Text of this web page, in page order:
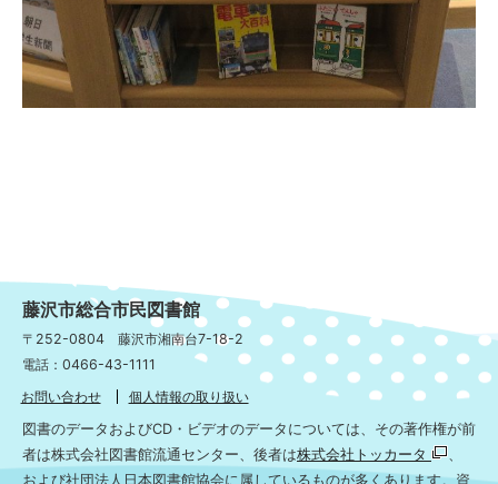
藤沢市総合市民図書館
〒252-0804 藤沢市湘南台7-18-2
電話：0466-43-1111
お問い合わせ
個人情報の取り扱い
図書のデータおよびCD・ビデオのデータについては、その著作権が前
者は株式会社図書館流通センター、後者は株式会社トッカータ
および社団法人日本図書館協会に属しているものが多くあります。資